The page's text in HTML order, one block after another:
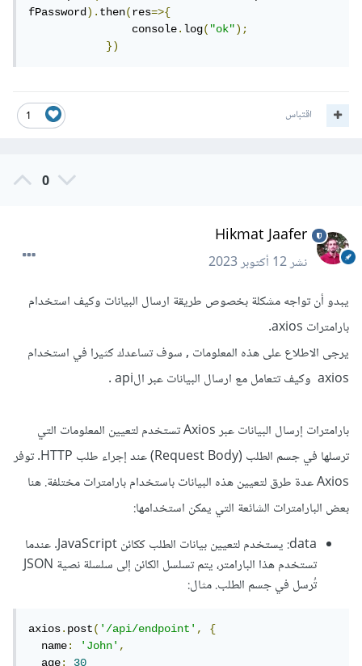
fPassword).then(res=>{
                console
.log("ok");
})
1 اقتباس
0
Hikmat Jaafer
نشر12 أكتوبر 2023
يبدو أن تواجه مشكلة بخصوص طريقة ارسال البيانات وكيف استخدام
بارامترات axios.
يرجى الاطلاع على هذه المعلومات , سوف تساعدك كثيرا في استخدام
axios وكيف تتعامل مع ارسال البيانات عبر الapi .
بارامترات إرسال البيانات عبر Axios تستخدم لتعيين المعلومات التي
ترسلها في جسم الطلب (Request Body) عند إجراء طلب HTTP. توفر
Axios عدة طرق لتعيين هذه البيانات باستخدام بارامترات مختلفة. هنا
بعض البارامترات الشائعة التي يمكن استخدامها:
data: يستخدم لتعيين بيانات الطلب ككائن JavaScript. عندما
تستخدم هذا البارامتر، يتم تسلسل الكائن إلى سلسلة نصية JSON
تُرسل في جسم الطلب. مثال:
axios.post('/api/endpoint',
{
  name
: 'John',
  age
: 30